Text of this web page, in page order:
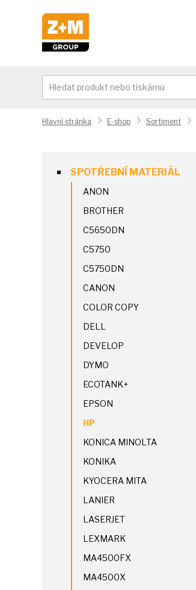
Hlavní stránka E-shop Sortiment
SPOTŘEBNÍ MATERIÁL
ANON
BROTHER
C5650DN
C5750
C5750DN
CANON
COLOR COPY
DELL
DEVELOP
DYMO
ECOTANK+
EPSON
HP
KONICA MINOLTA
KONIKA
KYOCERA MITA
LANIER
LASERJET
LEXMARK
MA4500FX
MA4500X